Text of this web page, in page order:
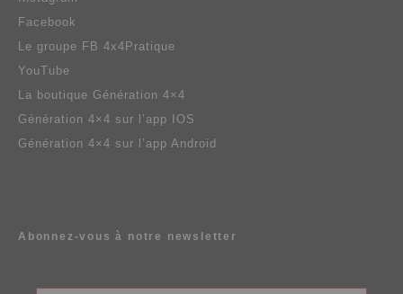
Facebook
Le groupe FB 4x4Pratique
YouTube
La boutique Génération 4×4
Génération 4×4 sur l’app IOS
Génération 4×4 sur l’app Android
Abonnez-vous à notre newsletter